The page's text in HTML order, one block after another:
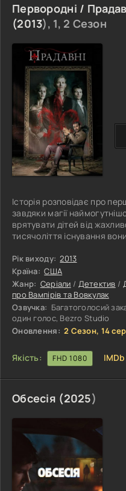
Первородні /
(2013), 1, 2 Сезон
Історія розповідає про
завдяки магії
врятувати дітей від
тисячоліття існування
тільки ті, кого вони
батько хоче вбити сина, бо
чоловіка невинне дитя —
його здібності відрізняють
Рік виходу: 2013
Країна: США
Жанр: Серіали / Детектив /
про Вампірів та Вовкулак
Озвучка: Багатоголосий
один голос, Bezro Studio
Оновлення: 2 Сезон, 14
Якість: FHD 1080
Обсесія (2025)